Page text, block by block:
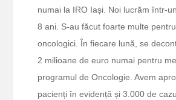
numai la IRO Iași. Noi lucrăm într-
8 ani. S-au făcut foarte multe
oncologici. În fiecare lună, se
2 milioane de euro numai pentru
programul de Oncologie. Avem
pacienți în evidență și 3.000 de